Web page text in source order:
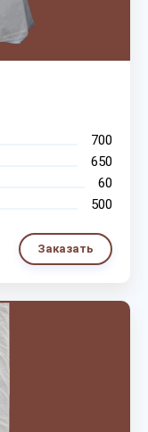
700
650
60
500
Заказать